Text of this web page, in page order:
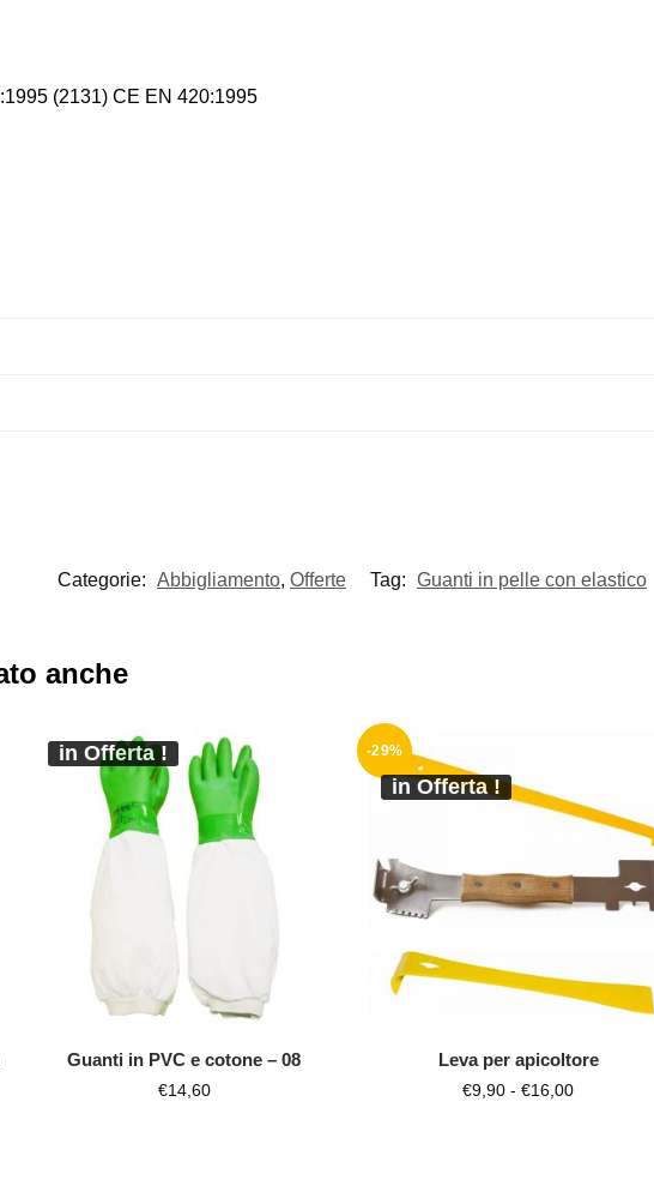
(2131) CE EN 420:1995
Categorie: Abbigliamento, Offerte Tag: Guanti in pelle con elastico
anche
in Offerta !
Guanti in PVC e cotone – 08
€14,60
-29%
in Offerta !
Leva per apicoltore
€9,90 - €16,00